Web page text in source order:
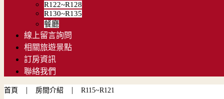
R122~R128
R130~R135
餐廳
線上留言詢問
相關旅遊景點
訂房資訊
聯絡我們
首頁 | 房間介紹 | R115~R121